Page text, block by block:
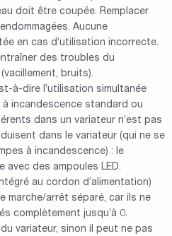
doit être coupée. Remplacer
Aucune
en cas d’utilisation incorrecte.
des troubles du
bruits).
à-dire l’utilisation simultanée
à incandescence standard ou
dans un variateur n’est pas
dans le variateur (qui ne se
à incandescence) : le
avec des ampoules LED.
au cordon d’alimentation)
marche/arrêt séparé, car ils ne
complètement jusqu’à 0.
variateur, sinon il peut ne pas